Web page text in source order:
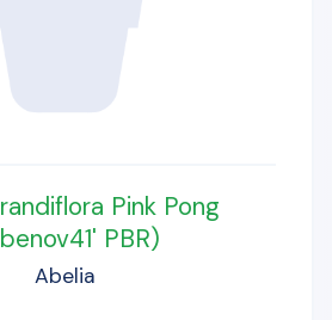
Pink Pong
PBR)
Abelia